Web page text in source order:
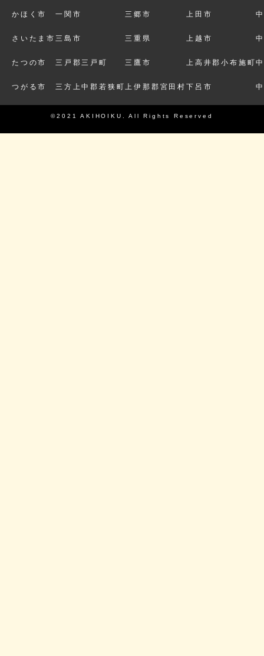
かほく市
さいたま市
たつの市
つがる市
一関市
三島市
三戸郡三戸町
三方上中郡若狭町
三郷市
三重県
三鷹市
上伊那郡宮田村
上田市
上越市
上高井郡小布施町
下呂市
©2021 AKIHOIKU. All Rights Reserved